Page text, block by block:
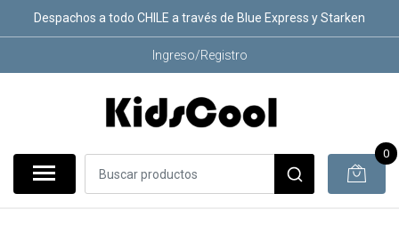
Despachos a todo CHILE a través de Blue Express y Starken
Ingreso/Registro
0